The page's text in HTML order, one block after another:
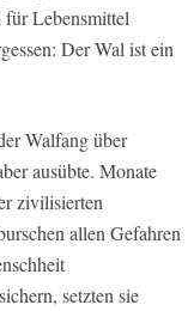
Lebensmittel
Der Wal ist ein
Walfang über
ausübte. Monate
zivilisierten
allen Gefahren
setzten sie